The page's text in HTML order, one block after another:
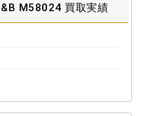
M58024 買取実績